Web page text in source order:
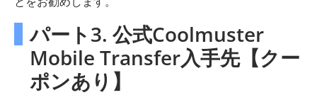
パート3. 公式Coolmuster
Mobile Transfer入手先【クー
ポンあり】